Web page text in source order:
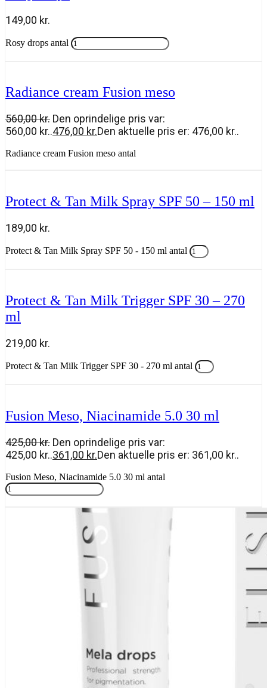
149,00 kr.
Rosy drops antal
Radiance cream Fusion meso
560,00kr. Den oprindelige pris var:
560,00 kr..476,00 kr.Den aktuelle pris er: 476,00 kr..
Radiance cream Fusion meso antal
Protect & Tan Milk Spray SPF 50 – 150 ml
189,00 kr.
Protect & Tan Milk Spray SPF 50 - 150 ml antal
Protect & Tan Milk Trigger SPF 30 – 270
ml
219,00 kr.
Protect & Tan Milk Trigger SPF 30 - 270 ml antal
Fusion Meso, Niacinamide 5.0 30 ml
425,00kr. Den oprindelige pris var:
425,00 kr..361,00 kr.Den aktuelle pris er: 361,00 kr..
Fusion Meso, Niacinamide 5.0 30 ml antal